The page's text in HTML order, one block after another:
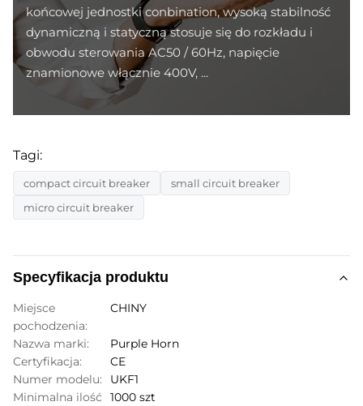
końcowej jednostki conbination, wysoką stabilność
dynamiczną i statyczną stosuje się do rozkładu i
obwodu sterowania AC50 / 60Hz, napięcie
znamionowe włącznie 400V, ...
Tagi:
compact circuit breaker
small circuit breaker
micro circuit breaker
Specyfikacja produktu
Miejsce
pochodzenia:
CHINY
Nazwa marki:
Purple Horn
Certyfikacja:
CE
Numer modelu:
UKF1
Minimalna ilość
1000 szt